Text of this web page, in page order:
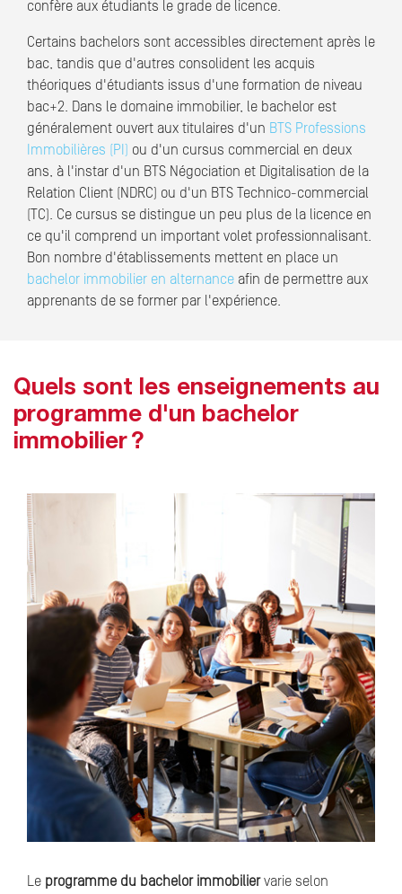
confère aux étudiants le grade de licence.
Certains bachelors sont accessibles directement après le
bac, tandis que d'autres consolident les acquis
théoriques d'étudiants issus d'une formation de niveau
bac+2. Dans le domaine immobilier, le bachelor est
généralement ouvert aux titulaires d'un BTS Professions
Immobilières (PI) ou d'un cursus commercial en deux
ans, à l'instar d'un BTS Négociation et Digitalisation de la
Relation Client (NDRC) ou d'un BTS Technico-commercial
(TC). Ce cursus se distingue un peu plus de la licence en
ce qu'il comprend un important volet professionnalisant.
Bon nombre d'établissements mettent en place un
bachelor immobilier en alternance afin de permettre aux
apprenants de se former par l'expérience.
Quels sont les enseignements au
programme d'un bachelor
immobilier ?
Le programme du bachelor immobiliervarie selon